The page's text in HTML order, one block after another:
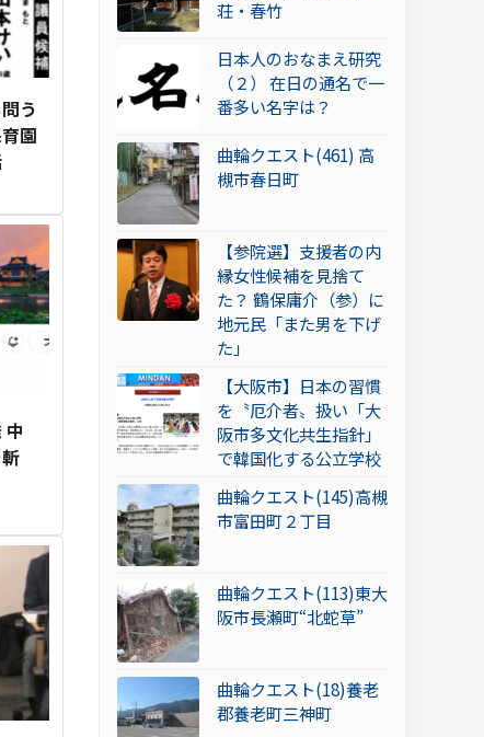
荘・春竹
日本人のおなまえ研究
（２） 在日の通名で一
番多い名字は？
曲輪クエスト(461) 高
槻市春日町
【参院選】支援者の内
縁女性候補を見捨て
た？ 鶴保庸介（参）に
地元民「また男を下げ
た」
【大阪市】日本の習慣
を〝厄介者〟扱い「大
阪市多文化共生指針」
で韓国化する公立学校
曲輪クエスト(145)高槻
市富田町２丁目
曲輪クエスト(113)東大
阪市長瀬町“北蛇草”
曲輪クエスト(18)養老
郡養老町三神町
う
園
中